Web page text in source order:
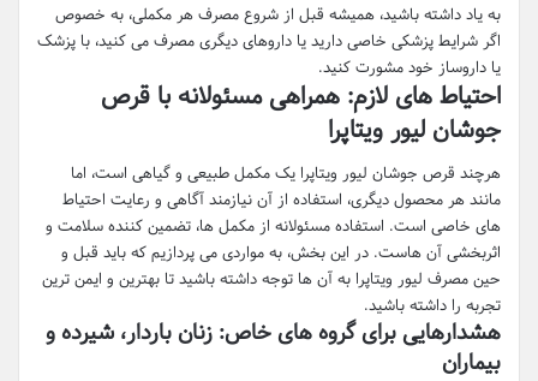
به یاد داشته باشید، همیشه قبل از شروع مصرف هر مکملی، به خصوص
اگر شرایط پزشکی خاصی دارید یا داروهای دیگری مصرف می کنید، با پزشک
یا داروساز خود مشورت کنید.
احتیاط های لازم: همراهی مسئولانه با قرص
جوشان لیور ویتاپرا
هرچند قرص جوشان لیور ویتاپرا یک مکمل طبیعی و گیاهی است، اما
مانند هر محصول دیگری، استفاده از آن نیازمند آگاهی و رعایت احتیاط
های خاصی است. استفاده مسئولانه از مکمل ها، تضمین کننده سلامت و
اثربخشی آن هاست. در این بخش، به مواردی می پردازیم که باید قبل و
حین مصرف لیور ویتاپرا به آن ها توجه داشته باشید تا بهترین و ایمن ترین
تجربه را داشته باشید.
هشدارهایی برای گروه های خاص: زنان باردار، شیرده و
بیماران